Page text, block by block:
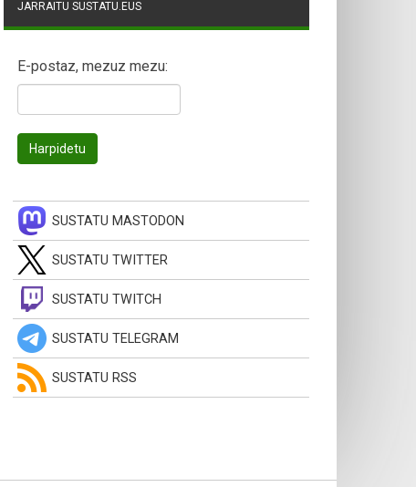
JARRAITU SUSTATU.EUS
E-postaz, mezuz mezu:
SUSTATU MASTODON
SUSTATU TWITTER
SUSTATU TWITCH
SUSTATU TELEGRAM
SUSTATU RSS